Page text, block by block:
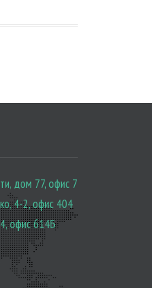
дом 77, офис 7
4-2, офис 404
офис 614Б